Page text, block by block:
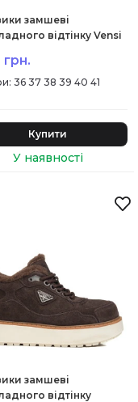
замшеві
відтінку Vensi
: 36 37 38 39 40 41
Купити
замшеві
відтінку